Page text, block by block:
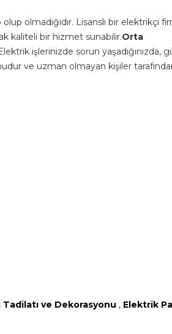
olmadığıdır. Lisanslı bir elektrikçi
kaliteli bir hizmet sunabilir.Orta
işlerinizde sorun yaşadığınızda,
ve uzman olmayan kişiler
Tadilatı ve Dekorasyonu , Elektrik